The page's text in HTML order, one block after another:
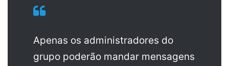
Apenas os administradores do
grupo poderão mandar mensagens